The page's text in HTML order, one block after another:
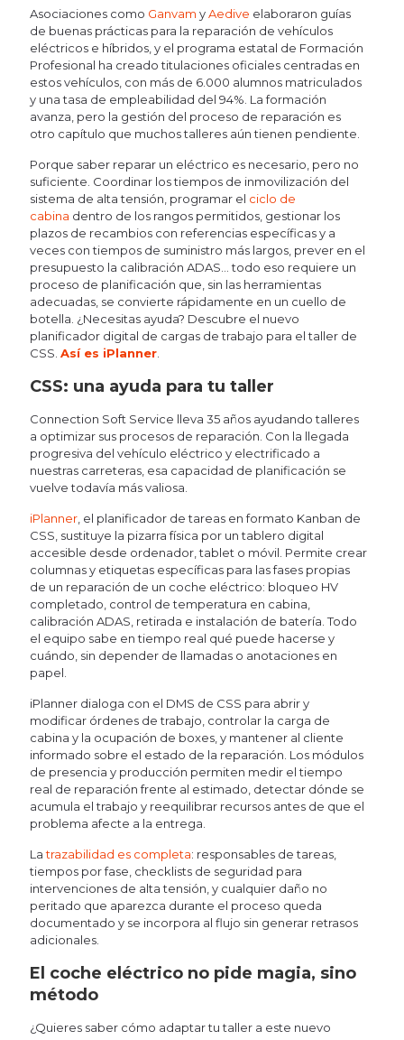
Asociaciones como Ganvam yAedive elaboraron guías
de buenas prácticas para la reparación de vehículos
eléctricos e híbridos, y el programa estatal de Formación
Profesional ha creado titulaciones oficiales centradas en
estos vehículos, con más de 6.000 alumnos matriculados
y una tasa de empleabilidad del 94%. La formación
avanza, pero la gestión del proceso de reparación es
otro capítulo que muchos talleres aún tienen pendiente.
Porque saber reparar un eléctrico es necesario, pero no
suficiente. Coordinar los tiempos de inmovilización del
sistema de alta tensión, programar el ciclo de
cabina dentro de los rangos permitidos, gestionar los
plazos de recambios con referencias específicas y a
veces con tiempos de suministro más largos, prever en el
presupuesto la calibración ADAS… todo eso requiere un
proceso de planificación que, sin las herramientas
adecuadas, se convierte rápidamente en un cuello de
botella. ¿Necesitas ayuda? Descubre el nuevo
planificador digital de cargas de trabajo para el taller de
CSS. Así es iPlanner.
CSS: una ayuda para tu taller
Connection Soft Service lleva 35 años ayudando talleres
a optimizar sus procesos de reparación. Con la llegada
progresiva del vehículo eléctrico y electrificado a
nuestras carreteras, esa capacidad de planificación se
vuelve todavía más valiosa.
iPlanner, el planificador de tareas en formato Kanban de
CSS, sustituye la pizarra física por un tablero digital
accesible desde ordenador, tablet o móvil. Permite crear
columnas y etiquetas específicas para las fases propias
de un reparación de un coche eléctrico: bloqueo HV
completado, control de temperatura en cabina,
calibración ADAS, retirada e instalación de batería. Todo
el equipo sabe en tiempo real qué puede hacerse y
cuándo, sin depender de llamadas o anotaciones en
papel.
iPlanner dialoga con el DMS de CSS para abrir y
modificar órdenes de trabajo, controlar la carga de
cabina y la ocupación de boxes, y mantener al cliente
informado sobre el estado de la reparación. Los módulos
de presencia y producción permiten medir el tiempo
real de reparación frente al estimado, detectar dónde se
acumula el trabajo y reequilibrar recursos antes de que el
problema afecte a la entrega.
Latrazabilidad es completa: responsables de tareas,
tiempos por fase, checklists de seguridad para
intervenciones de alta tensión, y cualquier daño no
peritado que aparezca durante el proceso queda
documentado y se incorpora al flujo sin generar retrasos
adicionales.
El coche eléctrico no pide magia, sino
método
¿Quieres saber cómo adaptar tu taller a este nuevo